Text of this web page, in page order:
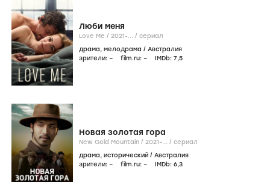
Люби меня
Love Me / 2021-... / сериал
драма, мелодрама / Австралия
зрители: – film.ru: – IMDb: 7,5
Новая золотая гора
New Gold Mountain / 2021-... / сериал
драма, исторический / Австралия
зрители: – film.ru: – IMDb: 6,3